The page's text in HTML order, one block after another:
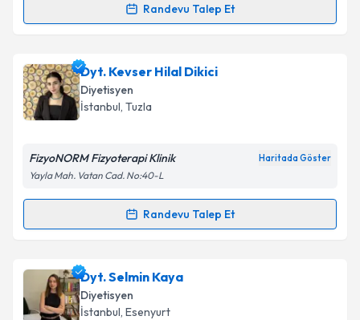
Kişisel verilerimin işlenmesine ilişkin
Metni'ni okudum ve kişisel verilerimin belirtilen
Takvim Talebini Gönder
Randevu Talep Et
Randevu Takvimi Talebi
Dyt. Sinem Köseoğluiçin randevu takvimi talebi
oluşturun. Size bu uzmandan randevu almanız için bir
takvim hazırlandığında e-posta ile bilgilendireceğiz.
Kişisel verilerimin işlenmesine ilişkin
Metni'ni okudum ve kişisel verilerimin belirtilen
Takvim Talebini Gönder
Dyt. Kevser Hilal Dikici
Diyetisyen
İstanbul, Tuzla
FizyoNORM Fizyoterapi Klinik Haritada Göster
Yayla Mah. Vatan Cad. No:40-L
Randevu Talep Et
Randevu Takvimi Talebi
Dyt. Kevser Hilal Dikiciiçin randevu takvimi talebi
oluşturun. Size bu uzmandan randevu almanız için bir
takvim hazırlandığında e-posta ile bilgilendireceğiz.
Dyt. Selmin Kaya
Diyetisyen
İstanbul, Esenyurt